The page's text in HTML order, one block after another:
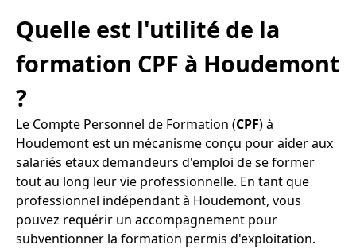
Quelle est l'utilité de la
formation CPF à Houdemont
?
Le Compte Personnel de Formation (CPF) à
Houdemont est un mécanisme conçu pour aider aux
salariés etaux demandeurs d'emploi de se former
tout au long leur vie professionnelle. En tant que
professionnel indépendant à Houdemont, vous
pouvez requérir un accompagnement pour
subventionner la formation permis d'exploitation.